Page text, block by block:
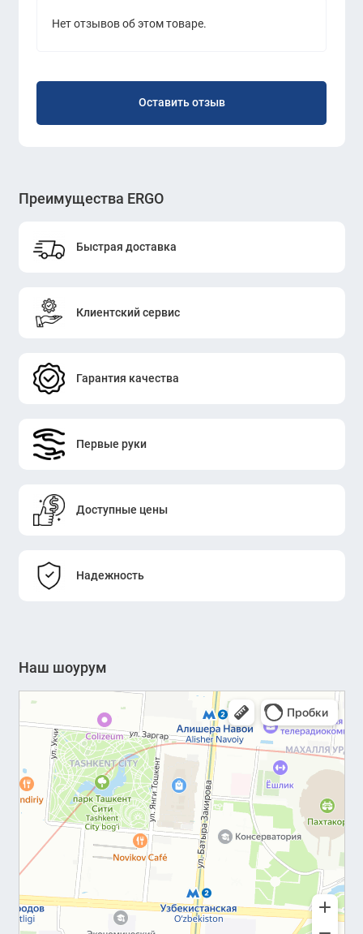
Нет отзывов об этом товаре.
Оставить отзыв
Преимущества ERGO
Быстрая доставка
Клиентский сервис
Гарантия качества
Первые руки
Доступные цены
Надежность
Наш шоурум